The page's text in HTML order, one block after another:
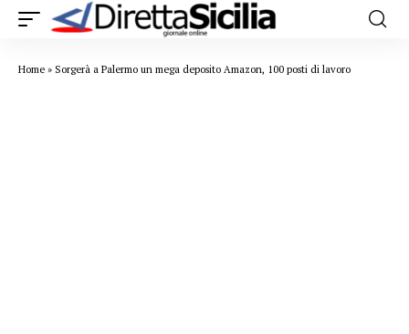
Home » Sorgerà a Palermo un mega deposito Amazon, 100 posti di lavoro